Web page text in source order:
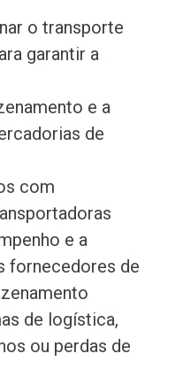
o transporte
garantir a
e a
de
com
e a
fornecedores de
de logística,
ou perdas de